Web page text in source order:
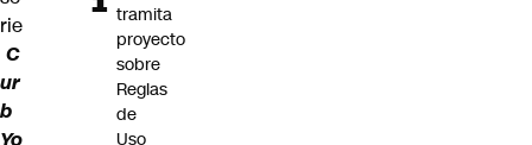
rie
C
ur
b
tramita
proyecto
sobre
Reglas
de
Uso